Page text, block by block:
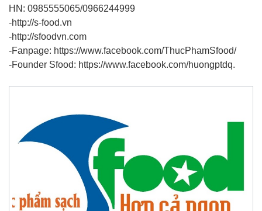
HN: 0985555065/0966244999
-http://s-food.vn
-http://sfoodvn.com
-Fanpage: https://www.facebook.com/ThucPhamSfood/
-Founder Sfood: https://www.facebook.com/huongptdq.